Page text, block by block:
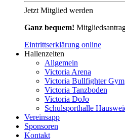
Jetzt Mitglied werden
Ganz bequem!
Eintrittserklärung online
Hallenzeiten
Allgemein
Victoria Arena
Victoria Bullfighter Gym
Victoria Tanzboden
Victoria DoJo
Schulsporthalle
Vereinsapp
Sponsoren
Kontakt